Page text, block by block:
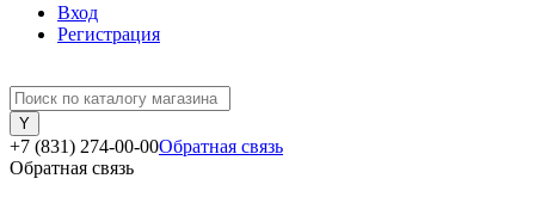
Вход
Регистрация
+7 (831) 274-00-00Обратная связь
Обратная связь